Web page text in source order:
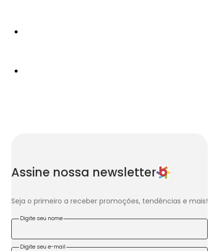
Assine nossa newsletter
Seja o primeiro a receber promoções, tendências e mais!
Digite seu nome
Digite seu e-mail